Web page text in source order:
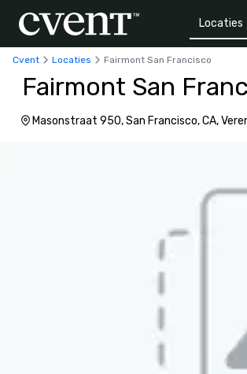
Locaties
Cvent Locaties Fairmont San Francisco
Fairmont San
Masonstraat 950, San Francisco, CA,